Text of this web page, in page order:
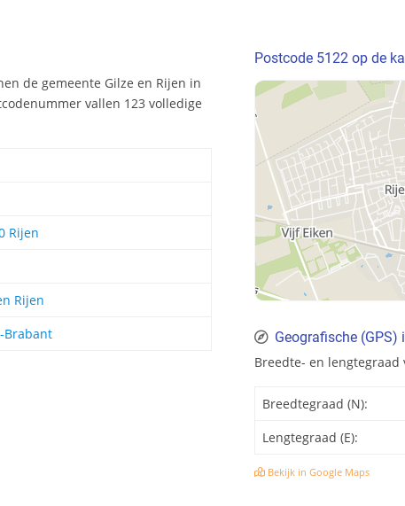
de gemeente Gilze en Rijen in
vallen 123 volledige
Rijen
Rijen
Brabant
Postcode 5122 op de
Geografische
Breedte- en lengtegraad
Breedtegraad (N):
Lengtegraad (E):
Bekijk in Google Maps